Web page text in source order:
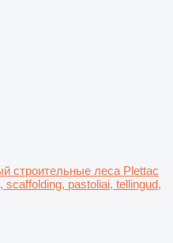
строительные леса Plettac
pastoliai, tellingud,